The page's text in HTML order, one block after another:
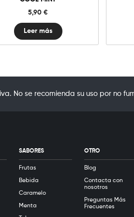
5,90€
Leer más
No se recomienda su uso por no
SABORES
Frutas
Bebida
Caramelo
Menta
OTRO
Blog
Contacta con
nosotros
Preguntas Más
Frecuentes